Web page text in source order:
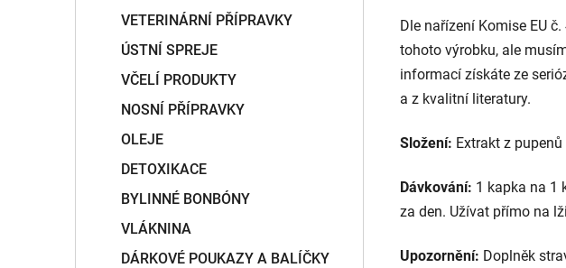
VETERINÁRNÍ PŘÍPRAVKY
ÚSTNÍ SPREJE
VČELÍ PRODUKTY
NOSNÍ PŘÍPRAVKY
OLEJE
DETOXIKACE
BYLINNÉ BONBÓNY
VLÁKNINA
DÁRKOVÉ POUKAZY A BALÍČKY
Dle nařízení Komise EU
tohoto výrobku, ale
informací získáte ze
a z kvalitní literatury.
Složení: Extrakt z
Dávkování: 1 kapka na 1
za den. Užívat přímo na
Upozornění: Doplněk